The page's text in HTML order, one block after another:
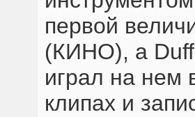
первой
(КИНО), а Duff
играл на нем
клипах и